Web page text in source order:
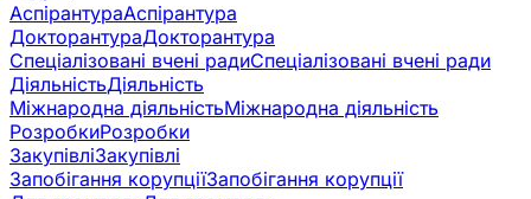
АспірантураАспірантура
ДокторантураДокторантура
Спеціалізовані вчені радиСпеціалізовані вчені ради
ДіяльністьДіяльність
Міжнародна діяльністьМіжнародна діяльність
РозробкиРозробки
ЗакупівліЗакупівлі
Запобігання корупціїЗапобігання корупції